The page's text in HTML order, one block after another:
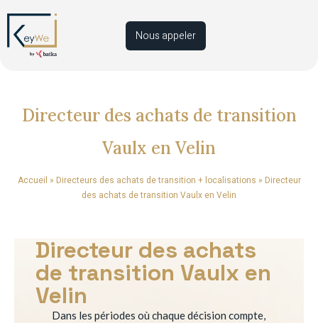
Nous appeler
Directeur des achats de transition
Vaulx en Velin
Accueil » Directeurs des achats de transition + localisations » Directeur
des achats de transition Vaulx en Velin
Directeur des achats
de transition Vaulx en
Velin
Dans les périodes où chaque décision compte,